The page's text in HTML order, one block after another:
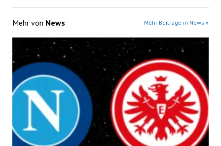
Mehr von News Mehr Beiträge in News »